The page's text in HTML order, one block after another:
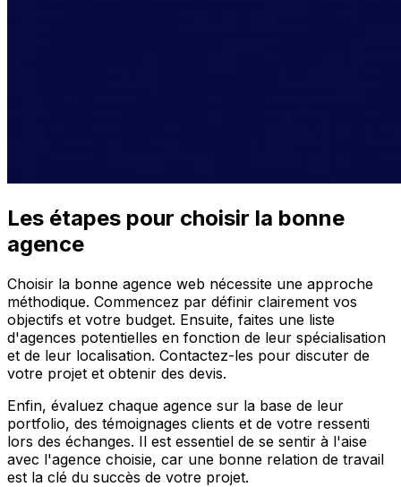
Les étapes pour choisir la bonne
agence
Choisir la bonne agence web nécessite une approche
méthodique. Commencez par définir clairement vos
objectifs et votre budget. Ensuite, faites une liste
d'agences potentielles en fonction de leur spécialisation
et de leur localisation. Contactez-les pour discuter de
votre projet et obtenir des devis.
Enfin, évaluez chaque agence sur la base de leur
portfolio, des témoignages clients et de votre ressenti
lors des échanges. Il est essentiel de se sentir à l'aise
avec l'agence choisie, car une bonne relation de travail
est la clé du succès de votre projet.